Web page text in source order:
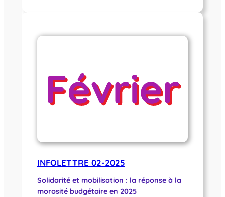
INFOLETTRE 02-2025
Solidarité et mobilisation : la réponse à la
morosité budgétaire en 2025